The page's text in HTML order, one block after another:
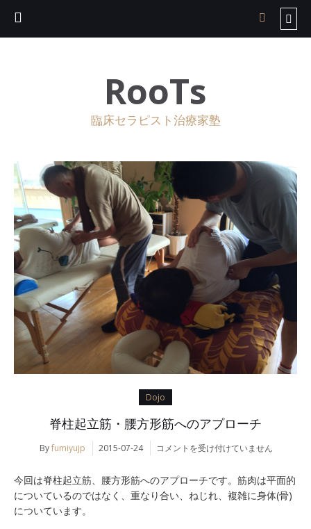
RooTs
臨床セラピスト治療家塾
Dojo
脊柱起立筋・腰方形筋へのアプローチ
Byfumiyujp 2015-07-24
脊
立
筋・
コメントを受け付けていません
今回は脊柱起立筋、腰方形筋へのアプローチです。筋肉は平面的
についているのではなく、重なり合い、ねじれ、複雑に身体(骨)
についています。